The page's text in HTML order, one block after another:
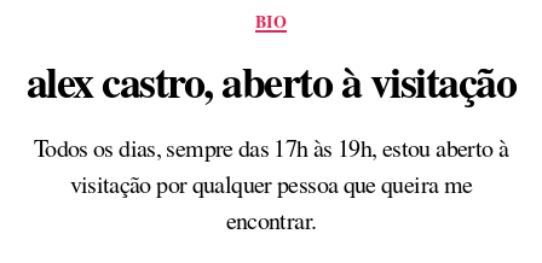
Categorias
BIO
alex castro, aberto à visitação
Todos os dias, sempre das 17h às 19h, estou aberto à
visitação por qualquer pessoa que queira me
encontrar.